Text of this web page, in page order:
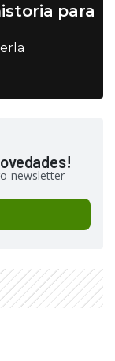
para
newsletter